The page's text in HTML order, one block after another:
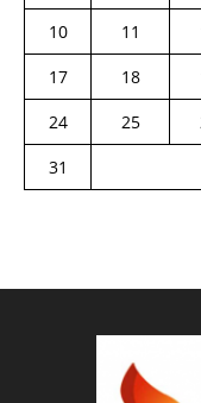
10
11
17
18
24
25
31